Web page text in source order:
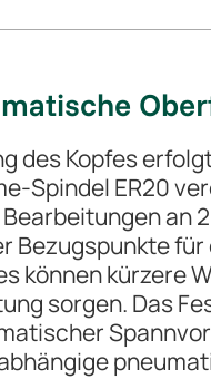
des Kopfes
Spindel ER20
an
Bezugspunkte
können kürzere
sorgen. Das